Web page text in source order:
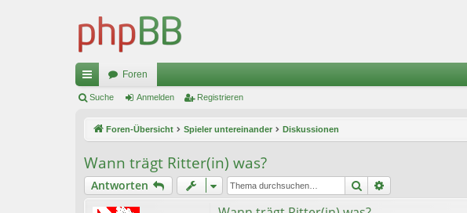
ch
ug
riff
Foren
Suche Anmelden Registrieren
Foren-Übersicht Spieler untereinander Diskussionen
Wann trägt Ritter(in) was?
Antworten Suche